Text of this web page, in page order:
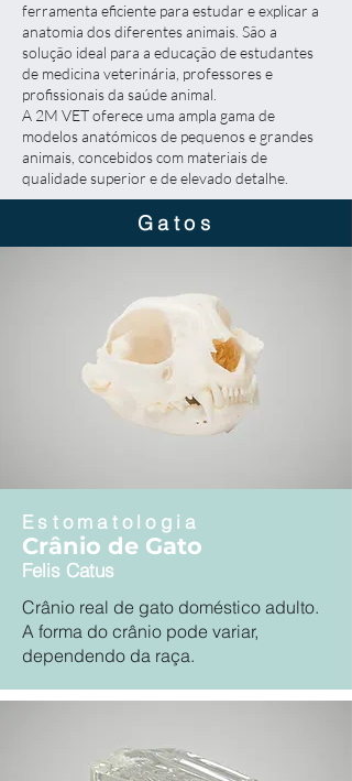
ferramenta eficiente para estudar e explicar a
anatomia dos diferentes animais. São a
solução ideal para a educação de estudantes
de medicina veterinária, professores e
profissionais da saúde animal.
A 2M VET oferece uma ampla gama de
modelos anatómicos de pequenos e grandes
animais, concebidos com materiais de
qualidade superior e de elevado detalhe.
Gatos
Estomatologia
Crânio de Gato
Felis Catus
Crânio real de gato doméstico adulto.
A forma do crânio pode variar,
dependendo da raça.